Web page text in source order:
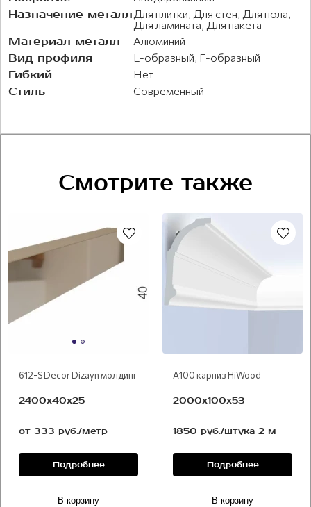
Назначение металл Для плитки, Для стен, Для пола,
Для ламината, Для пакета
Материал металл Алюминий
Вид профиля L-образный, Г-образный
Гибкий Нет
Стиль Современный
Смотрите также
612-S Decor Dizayn молдинг
2400х40х25
от 333 руб./метр
Подробнее
В корзину
A100 карниз HiWood
2000х100х53
1850 руб./штука 2 м
Подробнее
В корзину